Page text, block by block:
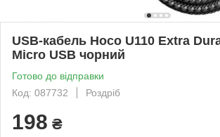
USB-кабель Hoco U110 Extra
Micro USB чорний
Готово до відправки
Код: 087732
Роздріб
198 ₴